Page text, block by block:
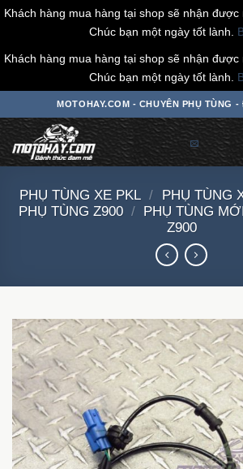
Khách hàng mua hàng tại shop sẽ nhận được
Chúc bạn một ngày tốt lành.
Khách hàng mua hàng tại shop sẽ nhận được
Chúc bạn một ngày tốt lành.
đến
dung
MOTOHAY.COM - CHUYÊN PHỤ TÙNG
PHỤ TÙNG XE PKL / PHỤ TÙNG
PHỤ TÙNG Z900 / PHỤ TÙNG
Z900